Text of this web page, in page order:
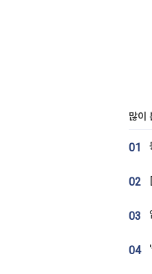
많이
01
02
03
04